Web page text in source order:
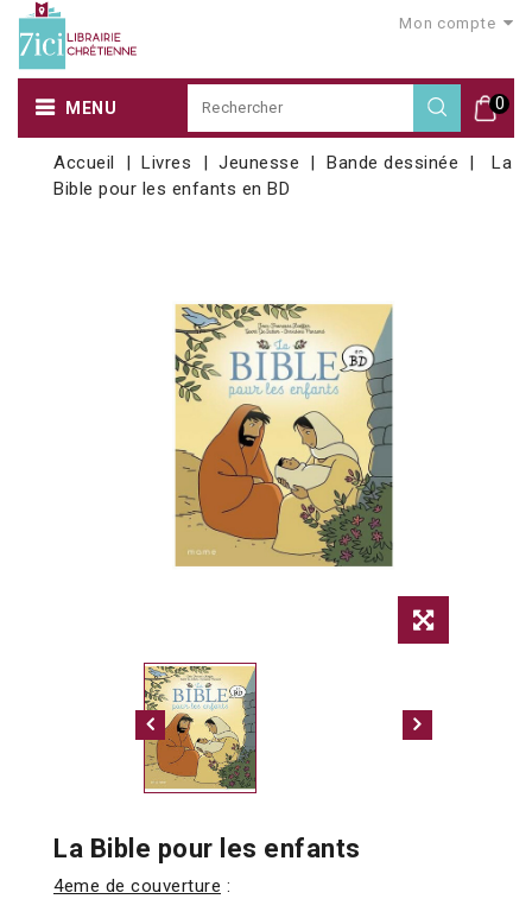
Mon compte
0
MENU
Accueil Livres Jeunesse Bande dessinée
La
Bible pour les enfants en BD
La Bible pour les enfants
4eme de couverture :